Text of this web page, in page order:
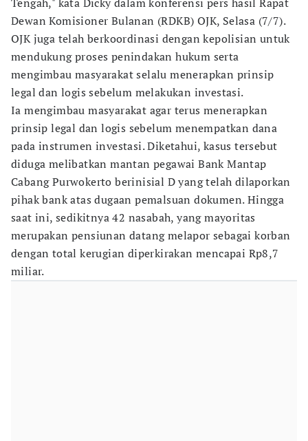
Dewan Komisioner Bulanan (RDKB) OJK, Selasa (7/7).
OJK juga telah berkoordinasi dengan kepolisian untuk
mendukung proses penindakan hukum serta
mengimbau masyarakat selalu menerapkan prinsip
legal dan logis sebelum melakukan investasi.
Ia mengimbau masyarakat agar terus menerapkan
prinsip legal dan logis sebelum menempatkan dana
pada instrumen investasi. Diketahui, kasus tersebut
diduga melibatkan mantan pegawai Bank Mantap
Cabang Purwokerto berinisial D yang telah dilaporkan
pihak bank atas dugaan pemalsuan dokumen. Hingga
saat ini, sedikitnya 42 nasabah, yang mayoritas
merupakan pensiunan datang melapor sebagai korban
dengan total kerugian diperkirakan mencapai Rp8,7
miliar.